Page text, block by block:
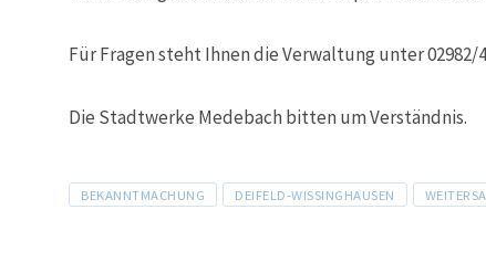
Für Fragen steht Ihnen die Verwaltung unter 02982/
Die Stadtwerke Medebach bitten um Verständnis.
Tags
BEKANNTMACHUNG DEIFELD-WISSINGHAUSEN